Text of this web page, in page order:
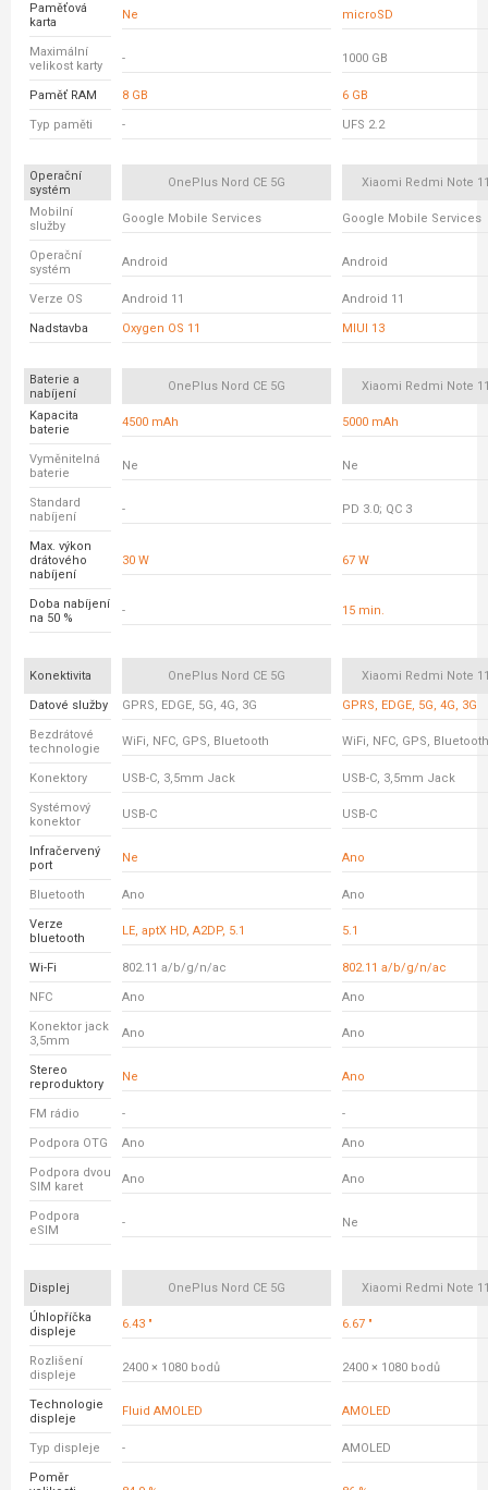
Paměťová
karta
Ne microSD
Maximální
velikost karty
- 1000 GB
Paměť RAM 8 GB 6 GB
Typ paměti - UFS 2.2
Operační
systém
OnePlus Nord CE 5G Xiaomi Redmi Note
Mobilní
služby
Google Mobile Services Google Mobile Services
Operační
systém
Android Android
Verze OS Android 11 Android 11
Nadstavba Oxygen OS 11 MIUI 13
Baterie a
nabíjení
OnePlus Nord CE 5G Xiaomi Redmi Note
Kapacita
baterie
4500 mAh 5000 mAh
Vyměnitelná
baterie
Ne Ne
Standard
nabíjení
- PD 3.0; QC 3
Max. výkon
drátového
nabíjení
30 W 67 W
Doba nabíjení
na 50 %
- 15 min.
Konektivita OnePlus Nord CE 5G Xiaomi Redmi Note
Datové služby GPRS, EDGE, 5G, 4G, 3G GPRS, EDGE, 5G, 4G, 3G
Bezdrátové
technologie
WiFi, NFC, GPS, Bluetooth WiFi, NFC, GPS, Bluetooth
Konektory USB-C, 3,5mm Jack USB-C, 3,5mm Jack
Systémový
konektor
USB-C USB-C
Infračervený
port
Ne Ano
Bluetooth Ano Ano
Verze
bluetooth
LE, aptX HD, A2DP, 5.1 5.1
Wi-Fi 802.11 a/b/g/n/ac 802.11 a/b/g/n/ac
NFC Ano Ano
Konektor jack
3,5mm
Ano Ano
Stereo
reproduktory
Ne Ano
FM rádio - -
Podpora OTG Ano Ano
Podpora dvou
SIM karet
Ano Ano
Podpora
eSIM
- Ne
Displej OnePlus Nord CE 5G Xiaomi Redmi Note
Úhlopříčka
displeje
6.43 " 6.67 "
Rozlišení
displeje
2400 × 1080 bodů 2400 × 1080 bodů
Technologie
displeje
Fluid AMOLED AMOLED
Typ displeje - AMOLED
Poměr